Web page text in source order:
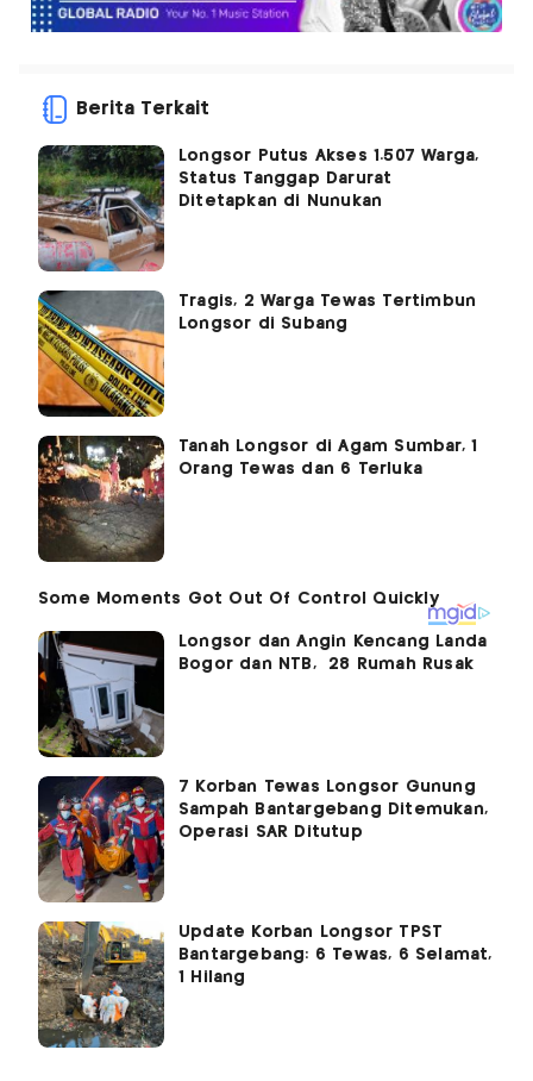
Berita Terkait
Longsor Putus Akses 1.507 Warga,
Status Tanggap Darurat
Ditetapkan di Nunukan
Tragis, 2 Warga Tewas Tertimbun
Longsor di Subang
Tanah Longsor di Agam Sumbar, 1
Orang Tewas dan 6 Terluka
Longsor dan Angin Kencang Landa
Bogor dan NTB, 28 Rumah Rusak
7 Korban Tewas Longsor Gunung
Sampah Bantargebang Ditemukan,
Operasi SAR Ditutup
Update Korban Longsor TPST
Bantargebang: 6 Tewas, 6 Selamat,
1 Hilang